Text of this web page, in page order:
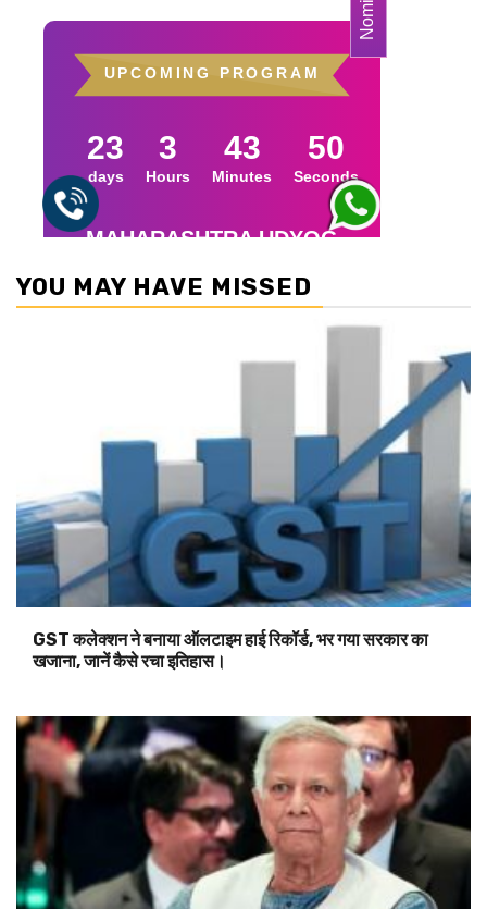
YOU MAY HAVE MISSED
GST कलेक्शन ने बनाया ऑलटाइम हाई रिकॉर्ड, भर गया सरकार का
खजाना, जानें कैसे रचा इतिहास।